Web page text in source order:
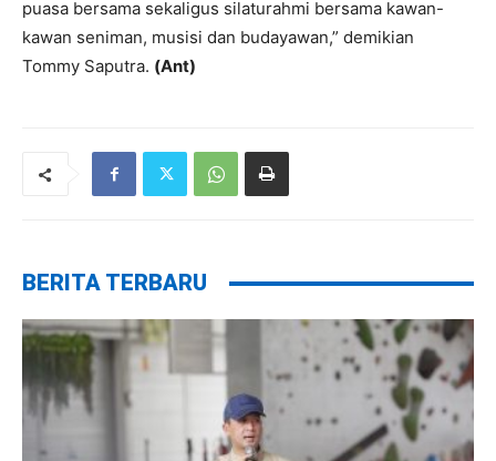
puasa bersama sekaligus silaturahmi bersama kawan-
kawan seniman, musisi dan budayawan,” demikian
Tommy Saputra. (Ant)
BERITA TERBARU